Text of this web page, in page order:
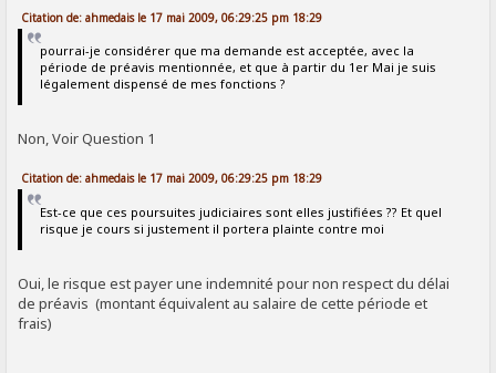
Citation de: ahmedais le 17 mai 2009, 06:29:25 pm 18:29
pourrai-je considérer que ma demande est acceptée, avec la
période de préavis mentionnée, et que à partir du 1er Mai je suis
légalement dispensé de mes fonctions ?
Non, Voir Question 1
Citation de: ahmedais le 17 mai 2009, 06:29:25 pm 18:29
Est-ce que ces poursuites judiciaires sont elles justifiées ?? Et quel
risque je cours si justement il portera plainte contre moi
Oui, le risque est payer une indemnité pour non respect du délai
de préavis (montant équivalent au salaire de cette période et
frais)